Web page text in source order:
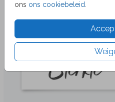
ons ons cookiebeleid